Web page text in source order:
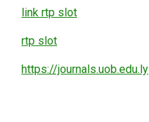
link rtp slot
rtp slot
https://journals.uob.edu.ly